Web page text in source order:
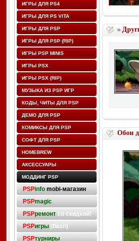
ИГРЫ ДЛЯ PS4
ИГРЫ ДЛЯ PS VITA
ИГРЫ ДЛЯ PSP
ИГРЫ ДЛЯ PSP (RIP)
ИГРЫ PSP MINIS
ИГРЫ PSX
ИГРЫ PSX (RIP)
МУЗЫКА ИЗ PSP ИГР
КОДЫ, ЧИТЫ ДЛЯ PSP
ДЕМО ДЛЯ PSP
КОМИКСЫ ДЛЯ PSP
СОФТ ДЛЯ PSP
HOMEBREW
АКСЕССУАРЫ
МОДДИНГ PSP
PSPinfo mobi-магазин
PSPmagic
PSPремонтсо скидкой!
PSPигры(flash)
PSPтурниры
»
Обои